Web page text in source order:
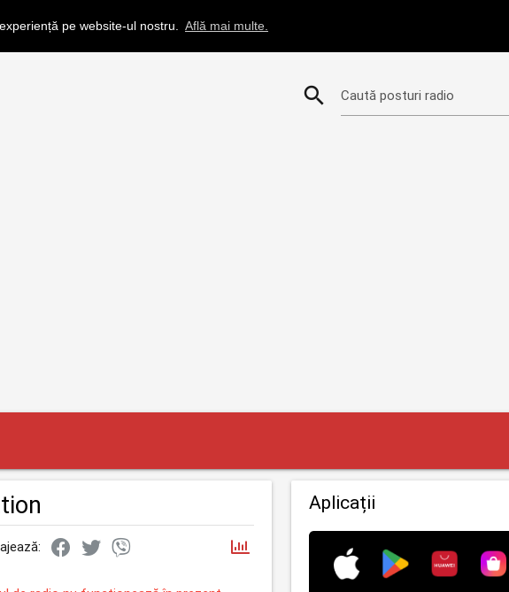
pe website-ul nostru. Află mai multe.
search Caută posturi radio
Aplicații